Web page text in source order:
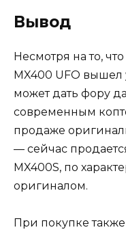
Вывод
Несмотря на то,
MX400 UFO вышел
может дать фору
современным
продаже
— сейчас
MX400S, по
оригиналом.
При покупке